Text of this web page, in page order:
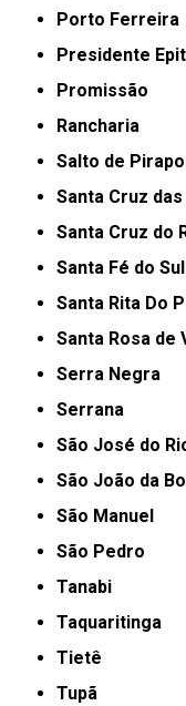
Porto Ferreira
Presidente
Promissão
Rancharia
Salto de
Santa Cruz
Santa Cruz do
Santa Fé do Sul
Santa Rita Do
Santa Rosa
Serra Negra
Serrana
São José do
São João da
São Manuel
São Pedro
Tanabi
Taquaritinga
Tietê
Tupã